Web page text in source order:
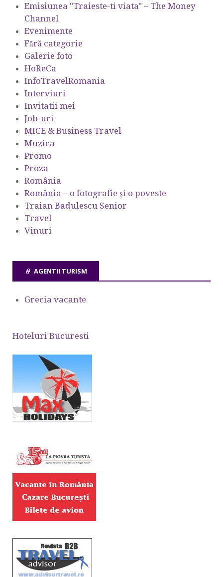
Emisiunea "Traieste-ti viata" – The Money
Channel
Evenimente
Fără categorie
Galerie foto
HoReCa
InfoTravelRomania
Interviuri
Invitatii mei
Job-uri
MICE & Business Travel
Muzica
Promo
Proza
România
România – o fotografie şi o poveste
Traian Badulescu Senior
Travel
Vinuri
AGENTII TURISM
Grecia vacante
Hoteluri Bucuresti